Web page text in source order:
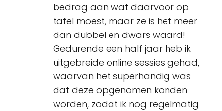
bedrag aan wat daarvoor op
tafel moest, maar ze is het meer
dan dubbel en dwars waard!
Gedurende een half jaar heb ik
uitgebreide online sessies gehad,
waarvan het superhandig was
dat deze opgenomen konden
worden, zodat ik nog regelmatig